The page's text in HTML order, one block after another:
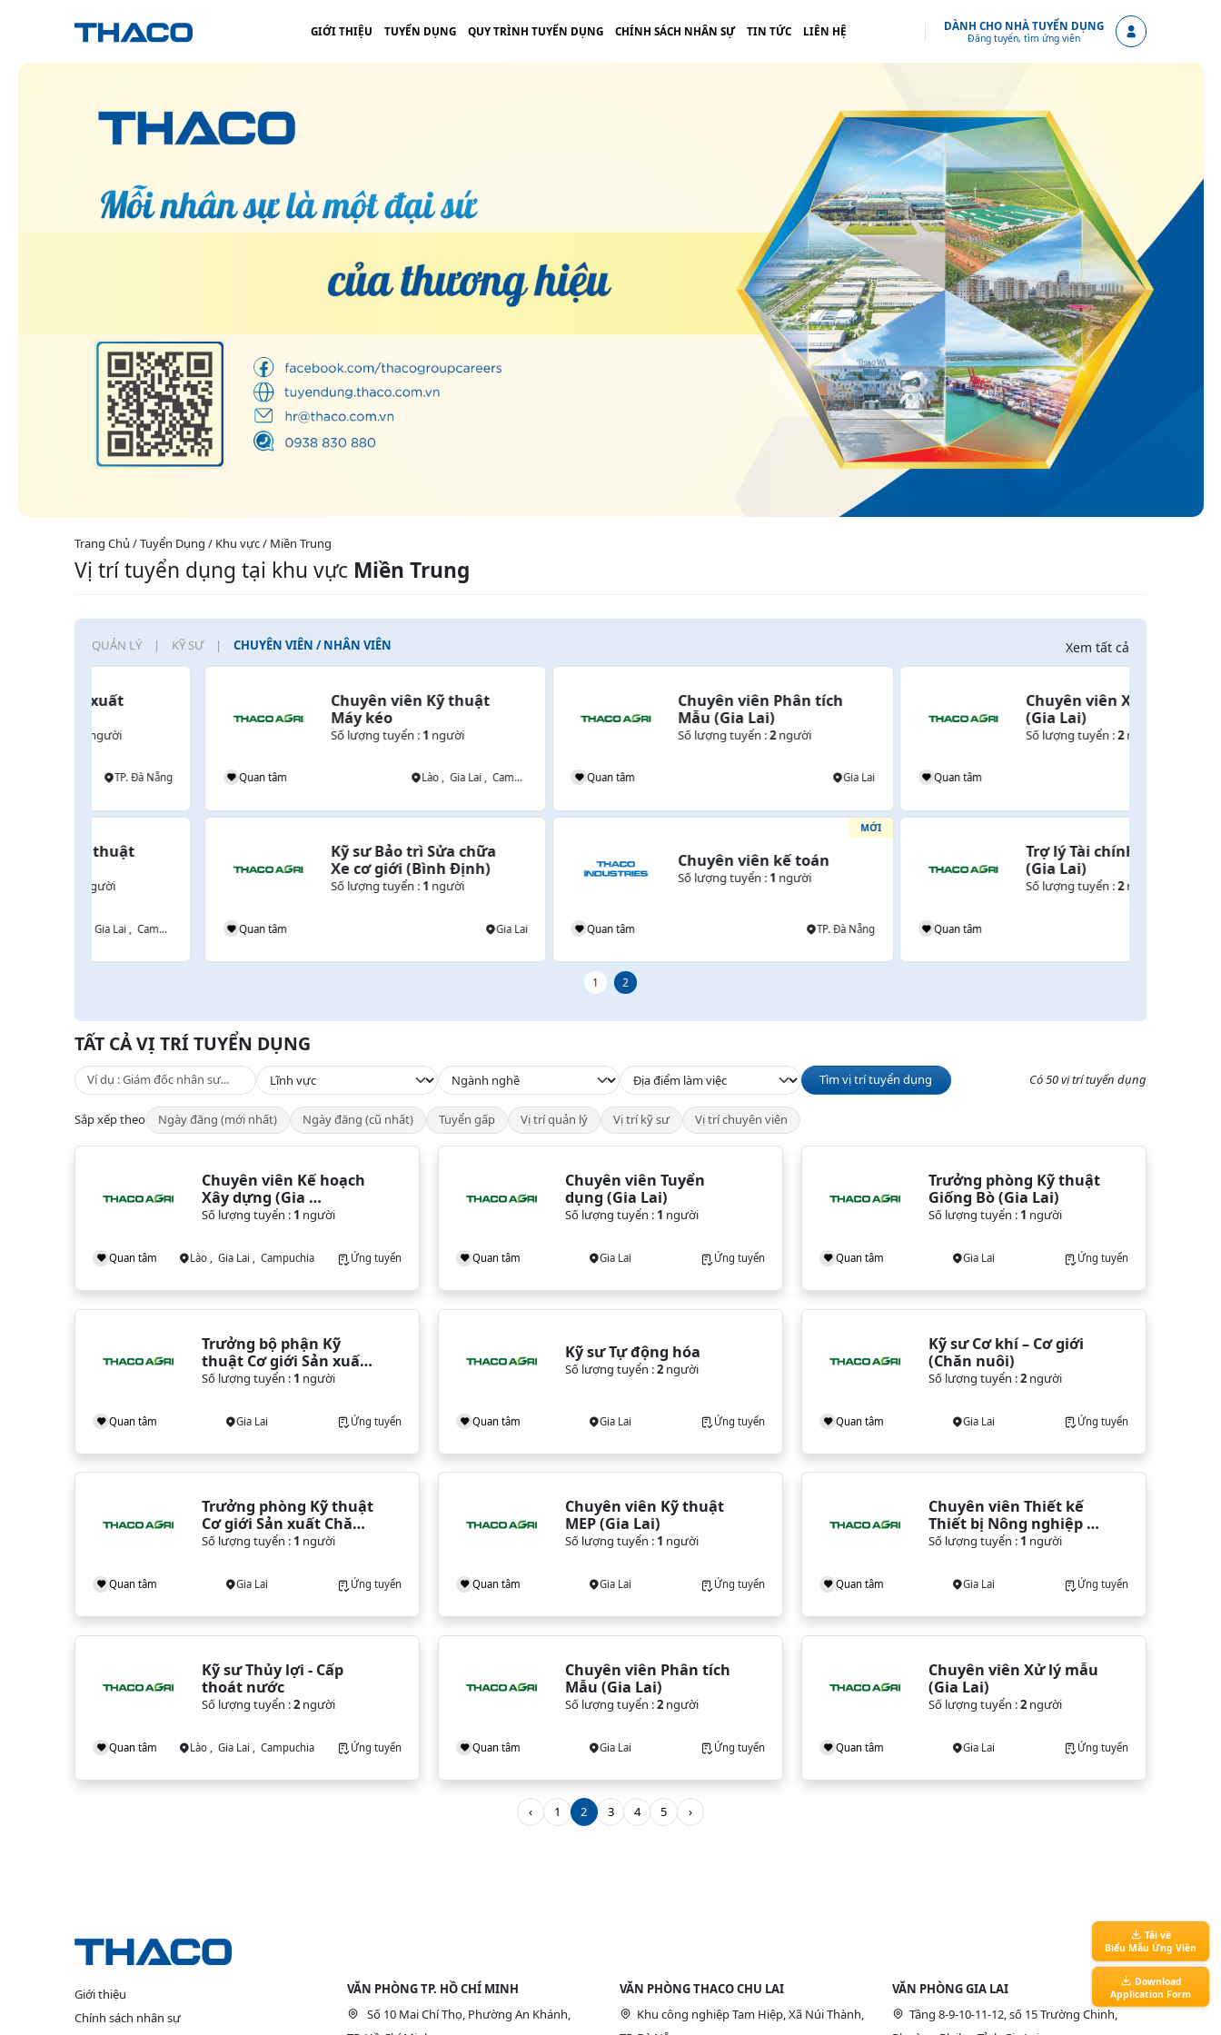
GIỚI THIỆU TUYỂN DỤNG QUY TRÌNH TUYỂN DỤNG CHÍNH SÁCH NHÂN SỰ TIN TỨC LIÊN HỆ DÀNH CHO NHÀ TUYỂN DỤNG
Đăng tuyển, tìm ứng viên
Trang Chủ / Tuyển Dụng / Khu vực / Miền Trung
Vị trí tuyển dụng tại khu vực Miền Trung
QUẢN LÝ KỸ SƯ CHUYÊN VIÊN / NHÂN VIÊN Xem tất cả
Chuyên viên Kỹ thuật
Máy kéo
người
Quan tâm
Chuyên viên Phân tích
Mẫu (Gia Lai)
người
Quan tâm
Chuyên viên Xử lý mẫu
(Gia Lai)
người
Quan tâm
Kỹ sư Bảo trì Sửa chữa
Xe cơ giới (Bình Định)
người
Quan tâm
Chuyên viên kế toán
Số lượng tuyển : người
Quan tâm
Trợ lý Tài chính Dự án
(Gia Lai)
người
Quan tâm
1 2
TẤT CẢ VỊ TRÍ TUYỂN DỤNG
Tìm vị trí tuyển dụng Có 50 vị trí tuyển dụng
Sắp xếp theo Ngày đăng (mới nhất) Ngày đăng (cũ nhất) Tuyển gấp Vị trí quản lý Vị trí kỹ sư Vị trí chuyên viên
Chuyên viên Kế hoạch
Xây dựng (Gia
Lai/Campuchia/Lào)
Số lượng tuyển : 1 người
Quan tâm Lào , Gia Lai , Campuchia Ứng tuyển
Chuyên viên Tuyển
dụng (Gia Lai)
Số lượng tuyển : 1 người
Quan tâm Gia Lai Ứng tuyển
Trưởng phòng Kỹ thuật
Giống Bò (Gia Lai)
Số lượng tuyển : 1 người
Quan tâm Gia Lai Ứng tuyển
Trưởng bộ phận Kỹ
thuật Cơ giới Sản xuất
Trồng trọt Lúa & Cây
Số lượng tuyển : 1 người
Quan tâm Gia Lai Ứng tuyển
Kỹ sư Tự động hóa
Số lượng tuyển :2người
Quan tâm Gia Lai Ứng tuyển
Kỹ sư Cơ khí – Cơ giới
(Chăn nuôi)
Số lượng tuyển :2người
Quan tâm Gia Lai Ứng tuyển
Trưởng phòng Kỹ thuật
Cơ giới Sản xuất Chăn
nuôi
Số lượng tuyển : 1 người
Quan tâm Gia Lai Ứng tuyển
Chuyên viên Kỹ thuật
MEP (Gia Lai)
Số lượng tuyển : 1 người
Quan tâm Gia Lai Ứng tuyển
Chuyên viên Thiết kế
Thiết bị Nông nghiệp
(Gia Lai)
Số lượng tuyển : 1 người
Quan tâm Gia Lai Ứng tuyển
Kỹ sư Thủy lợi - Cấp
thoát nước
Số lượng tuyển :2người
Quan tâm Lào , Gia Lai , Campuchia Ứng tuyển
Chuyên viên Phân tích
Mẫu (Gia Lai)
Số lượng tuyển :2người
Quan tâm Gia Lai Ứng tuyển
Chuyên viên Xử lý mẫu
(Gia Lai)
Số lượng tuyển :2người
Quan tâm Gia Lai Ứng tuyển
‹ 1 2 3 4 5 ›
Giới thiệu
Chính sách nhân sự
VĂN PHÒNG TP. HỒ CHÍ MINH
Số 10 Mai Chí Thọ, Phường An Khánh,
VĂN PHÒNG THACO CHU LAI
Khu công nghiệp Tam Hiệp, Xã Núi Thành,
VĂN PHÒNG GIA LAI
Tầng 8-9-10-11-12, số 15 Trường Chinh,
Tải về
Biểu Mẫu Ứng Viên
Download
Application Form